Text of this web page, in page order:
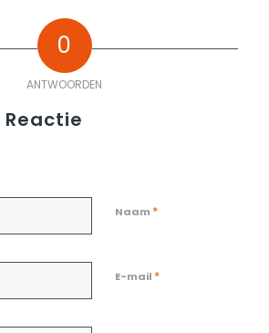
0
ANTWOORDEN
Naam *
E-mail *